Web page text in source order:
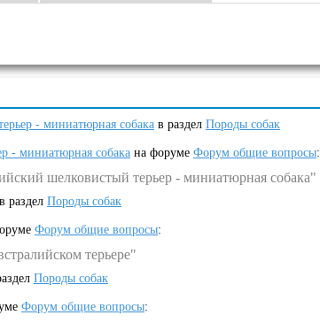
- миниатюрная собака в раздел Породы собак
- миниатюрная собака на форуме Форум общие вопросы:
шелковистый терьер - миниатюрная собака"
в раздел Породы собак
Форум общие вопросы:
терьере"
Породы собак
Форум общие вопросы: